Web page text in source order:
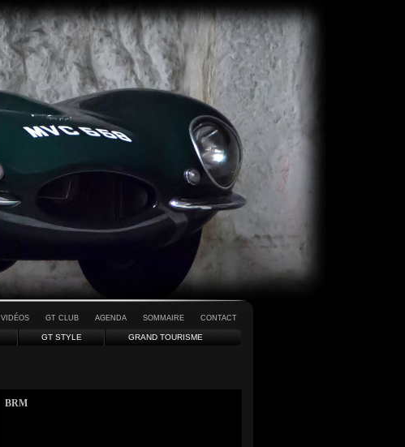
VIDÉOS GT CLUB AGENDA SOMMAIRE CONTACT
GT STYLE GRAND TOURISME
BRM